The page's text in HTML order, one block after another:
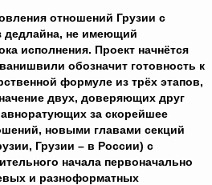
отношений Грузии с
дедлайна, не имеющий
исполнения. Проект начнётся
обозначит готовность к
формуле из трёх этапов,
двух, доверяющих друг
за скорейшее
новыми главами секций
Грузии – в России) с
начала первоначально
и разноформатных